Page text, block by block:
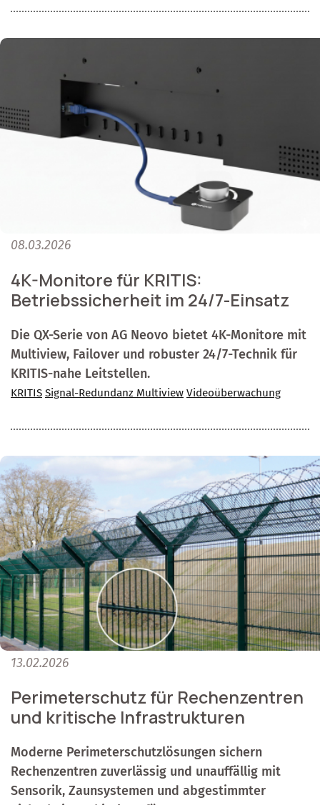
08.03.2026
4K-Monitore für KRITIS:
Betriebssicherheit im 24/7-Einsatz
Die QX-Serie von AG Neovo bietet 4K-Monitore mit
Multiview, Failover und robuster 24/7-Technik für
KRITIS-nahe Leitstellen.
KRITIS Signal-Redundanz Multiview Videoüberwachung
13.02.2026
Perimeterschutz für Rechenzentren
und kritische Infrastrukturen
Moderne Perimeterschutzlösungen sichern
Rechenzentren zuverlässig und unauffällig mit
Sensorik, Zaunsystemen und abgestimmter